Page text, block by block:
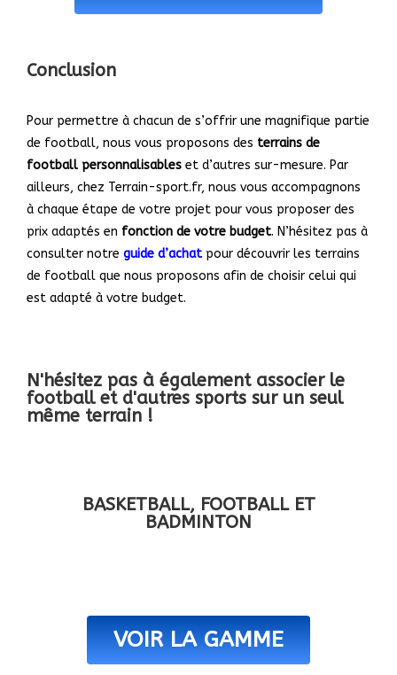
Conclusion
Pour permettre à chacun de s’offrir une magnifique partie
de football, nous vous proposons des terrains de
football personnalisables et d’autres sur-mesure. Par
ailleurs, chez Terrain-sport.fr, nous vous accompagnons
à chaque étape de votre projet pour vous proposer des
prix adaptés en fonction de votre budget. N’hésitez pas à
consulter notre guide d’achatpour découvrir les terrains
de football que nous proposons afin de choisir celui qui
est adapté à votre budget.
N'hésitez pas à également associer le
football et d'autres sports sur un seul
même terrain !
BASKETBALL, FOOTBALL ET
BADMINTON
VOIR LA GAMME